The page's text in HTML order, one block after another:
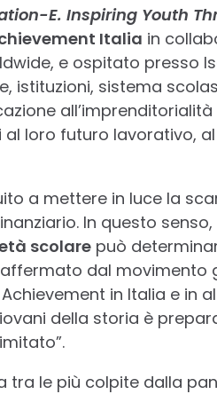
E. Inspiring Youth
Italia in
e ospitato presso
istituzioni, sistema
al loro futuro lavorativo,
a mettere in luce la
In questo senso,
scolarepuò
dal
Achievement in Italia e in
della storia è
tra le più colpite dalla